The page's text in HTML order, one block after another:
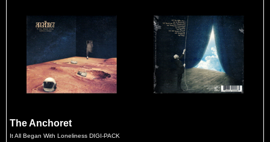
The Anchoret
It All Began With Loneliness DIGI-PACK